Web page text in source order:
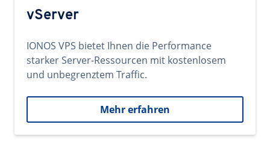
vServer
IONOS VPS bietet Ihnen die Performance
starker Server-Ressourcen mit kostenlosem
und unbegrenztem Traffic.
Mehr erfahren